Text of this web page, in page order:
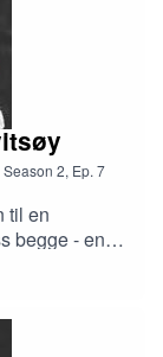
Season 2, Ep. 7
til en
begge - en
i
på